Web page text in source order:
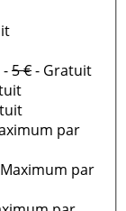
5 €- Gratuit
par
par